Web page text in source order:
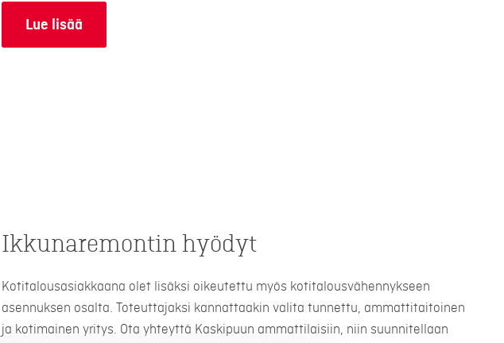
Lue lisää
Ikkunaremontin hyödyt
Kotitalousasiakkaana olet lisäksi oikeutettu myös kotitalousvähennykseen
asennuksen osalta. Toteuttajaksi kannattaakin valita tunnettu, ammattitaitoinen
ja kotimainen yritys. Ota yhteyttä Kaskipuun ammattilaisiin, niin suunnitellaan